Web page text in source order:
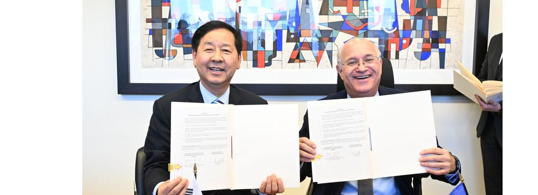
2
퇴직은 50세, 연금은 65세
명품·여행 대신 노후준비
3
부동산·주식 민심 어찌할고…
에 민주당도 '당혹'
4
삼전닉스 레버리지 열기 식었
금 1조원 밑으로
[전문] 안철수 "고려장 정권…
2만도 못한 세제 개편안" [정